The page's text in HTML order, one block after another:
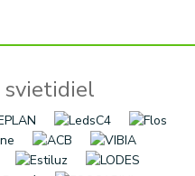
svietidiel